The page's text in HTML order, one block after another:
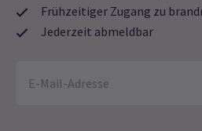
Frühzeitiger Zugang zu
Jederzeit abmeldbar